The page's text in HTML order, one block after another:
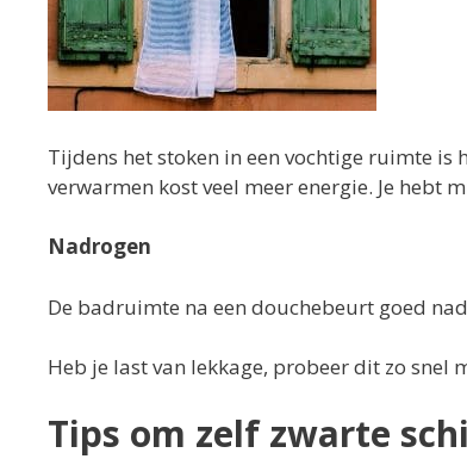
Tijdens het stoken in een vochtige ruimte
verwarmen kost veel meer energie. Je hebt
Nadrogen
De badruimte na een douchebeurt goed
Heb je last van lekkage, probeer dit zo snel
Tips om zelf zwarte